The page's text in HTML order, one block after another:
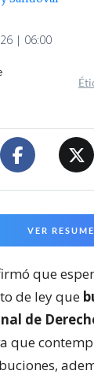
| 06:00
VER
que
de ley que
de
que